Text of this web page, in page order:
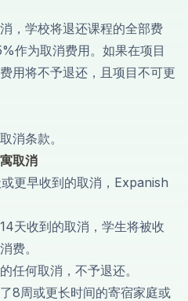
，学校将退还课程的全部费
作为取消费用。如果在项目
用将不予退还，且项目不可更
消条款。
取消
更早收到的取消，Expanish
天收到的取消，学生将被收
费。
任何取消，不予退还。
8周或更长时间的寄宿家庭或